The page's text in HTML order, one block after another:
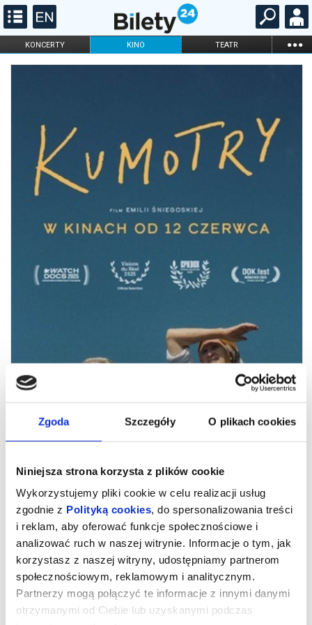
Zgoda Szczegóły O plikach cookies
Niniejsza strona korzysta z plików cookie
Wykorzystujemy pliki cookie w celu realizacji usług
zgodnie z Polityką cookies, do spersonalizowania treści
i reklam, aby oferować funkcje społecznościowe i
analizować ruch w naszej witrynie. Informacje o tym, jak
korzystasz z naszej witryny, udostępniamy partnerom
społecznościowym, reklamowym i analitycznym.
Partnerzy mogą połączyć te informacje z innymi danymi
otrzymanymi od Ciebie lub uzyskanymi podczas
KONCERTY KINO TEATR ...
FILHARMONIA OPERA I BALET
KUMOTRY
Historia przyjaźni kobiet zamieszkujących wymierającą polską
wieś w rumuńskich Karpatach. Hanka i Bronka pochowały już
mężów, dzieci wyjechały za granicę w poszukiwaniu innych,
lepszych perspektyw. Samodzielne i niezależne bohaterki
imponują pogodą ducha, choć ich rzeczywistość nieubłaganie
odchodzi w przeszłość. Pozostają wspomnienia o czasach, które
już nie wrócą – i wspólne stawianie czoła wyzwaniom